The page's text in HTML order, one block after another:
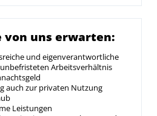
von uns erwarten:
und eigenverantwortliche
Arbeitsverhältnis
auch zur privaten Nutzung
Leistungen